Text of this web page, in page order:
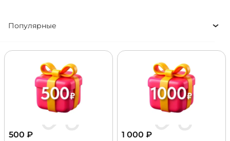
Популярные
500 ₽ 1 000 ₽